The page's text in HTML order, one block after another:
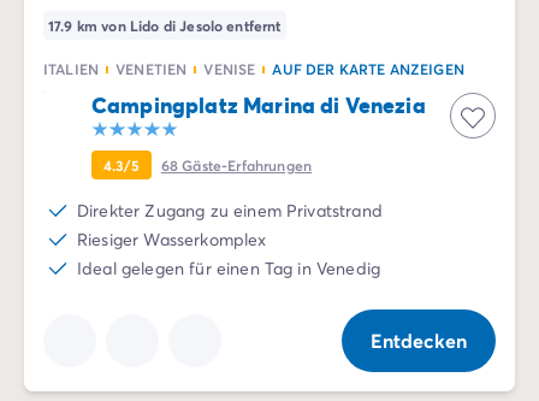
17.9 km von Lido di Jesolo entfernt
ITALIEN VENETIEN VENISE AUF DER KARTE ANZEIGEN
Campingplatz Marina di Venezia
4.3/5 68Gäste-Erfahrungen
Direkter Zugang zu einem Privatstrand
Riesiger Wasserkomplex
Ideal gelegen für einen Tag in Venedig
Entdecken